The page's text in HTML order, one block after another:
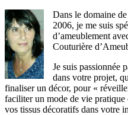
Dans le domaine
2006, je me suis
d’ameublement
Couturière
Je suis passionnée
dans votre projet,
finaliser un décor, pour «
faciliter un mode de vie
vos tissus décoratifs dans votre